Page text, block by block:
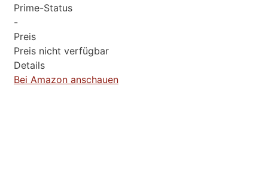
Prime-Status
-
Preis
Preis nicht verfügbar
Details
Bei Amazon anschauen